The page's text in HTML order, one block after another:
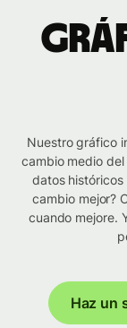
Nuestro gráfico
cambio medio
datos históricos
cambio mejor?
cuando mejore.
Haz un